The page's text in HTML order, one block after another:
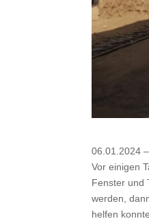
06.01.2024
Vor einigen
Fenster und
werden,
helfen